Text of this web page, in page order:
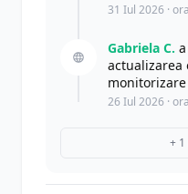
31 Iul 2026 ·
Gabriela C.
actualizarea
monitorizare
26 Iul 2026 ·
+